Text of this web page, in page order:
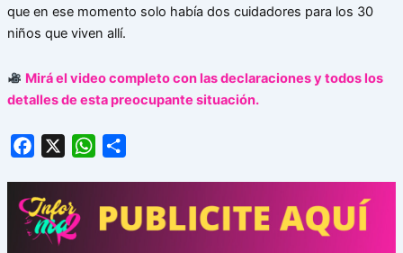
que en ese momento solo había dos cuidadores para los 30
niños que viven allí.
Mirá el video completo con las declaraciones y todos los
detalles de esta preocupante situación.
Facebook WhatsApp